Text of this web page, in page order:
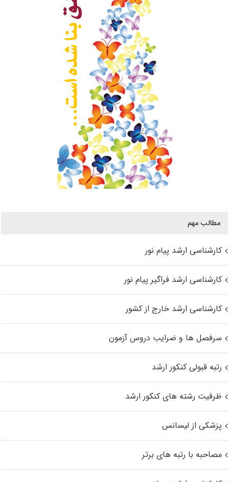
مطالب مهم
کارشناسی ارشد پیام نور
کارشناسی ارشد فراگیر پیام نور
کارشناسی ارشد خارج از کشور
سرفصل ها و ضرایب دروس آزمون
رتبه قبولی کنکور ارشد
ظرفیت رشته های کنکور ارشد
پزشکی از لیسانس
مصاحبه با رتبه های برتر